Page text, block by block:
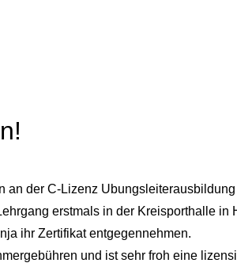
der C-Lizenz
erstmals in der Kreisporthalle in
ihr Zertifikat entgegennehmen.
und ist sehr froh eine